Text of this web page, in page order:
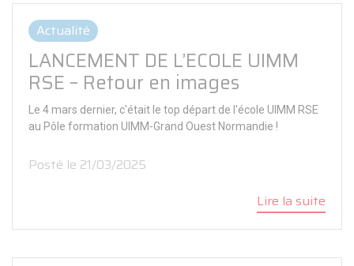
Actualité
LANCEMENT DE L’ECOLE UIMM
RSE – Retour en images
Le 4 mars dernier, c'était le top départ de l'école UIMM RSE
au Pôle formation UIMM-Grand Ouest Normandie !
Posté le 21/03/2025
Lire la suite